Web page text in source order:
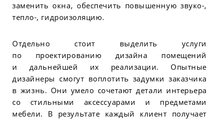
заменить окна, обеспечить повышенную звуко-,
тепло-, гидроизоляцию.
Отдельно стоит выделить услуги
по проектированию дизайна помещений
и дальнейшей их реализации. Опытные
дизайнеры смогут воплотить задумки заказчика
в жизнь. Они умело сочетают детали интерьера
со стильными аксессуарами и предметами
мебели. В результате каждый клиент получает